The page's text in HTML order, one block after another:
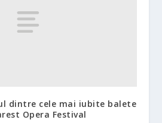
dintre cele mai iubite balete
Opera Festival